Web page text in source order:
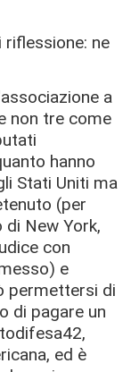
ne
a
non tre come
hanno
Stati Uniti ma
(per
New York,
con
e
permettersi di
di pagare un
ed è